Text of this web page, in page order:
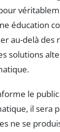
éducation
au-delà des
solutions
le
il sera
ne se